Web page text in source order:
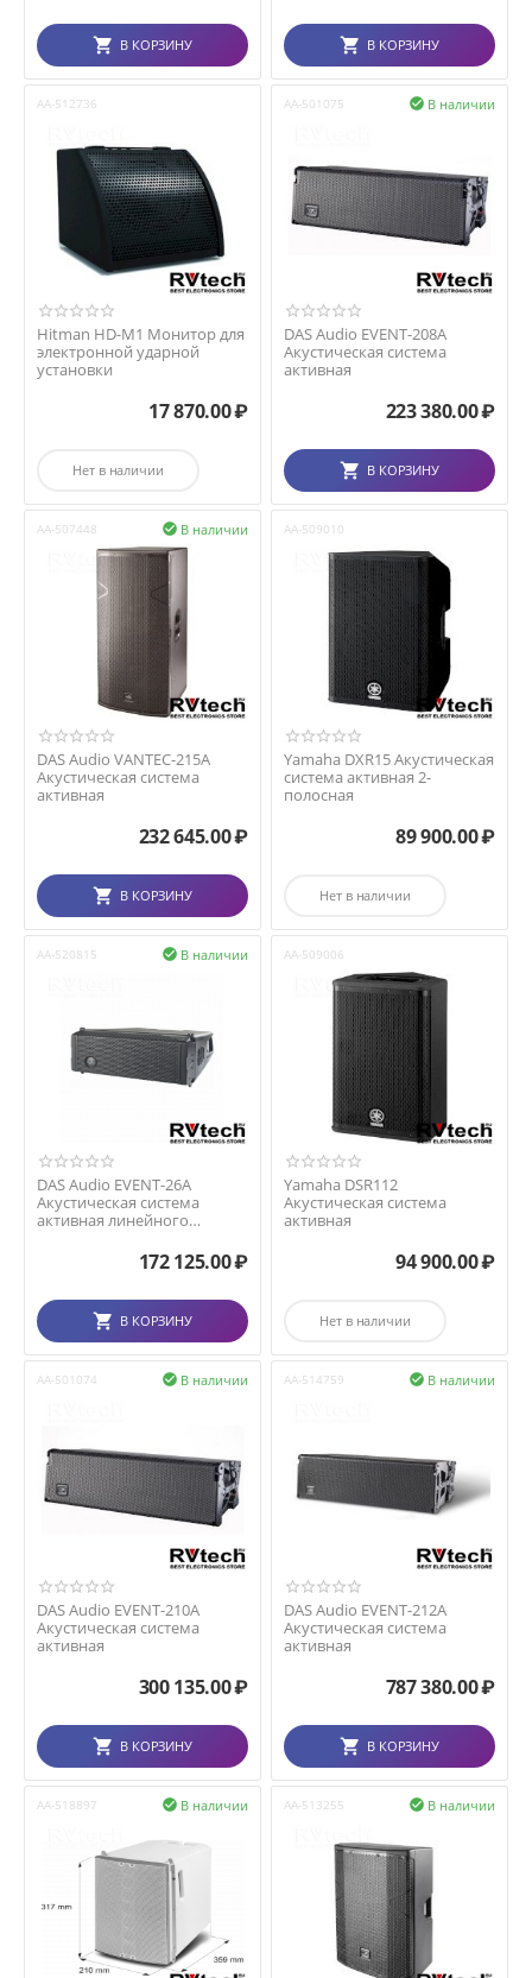
В КОРЗИНУ В КОРЗИНУ
AA-512736
Hitman HD-M1 Монитор для
электронной ударной
установки
17 870.00₽
Нет в наличии
AA-501075 В наличии

DAS Audio EVENT-208A
Акустическая система
активная
223 380.00₽
В КОРЗИНУ
AA-507448 В наличии

DAS Audio VANTEC-215A
Акустическая система
активная
232 645.00₽
В КОРЗИНУ
AA-509010
Yamaha DXR15 Акустическая
система активная 2-
полосная
89 900.00₽
Нет в наличии
AA-520815 В наличии

DAS Audio EVENT-26A
Акустическая система
активная линейного
172 125.00₽
В КОРЗИНУ
AA-509006
Yamaha DSR112
Акустическая система
активная
94 900.00₽
Нет в наличии
AA-501074 В наличии

DAS Audio EVENT-210A
Акустическая система
активная
300 135.00₽
В КОРЗИНУ
AA-514759 В наличии

DAS Audio EVENT-212A
Акустическая система
активная
787 380.00₽
В КОРЗИНУ
AA-518897 В наличии
 AA-513255 В наличии
